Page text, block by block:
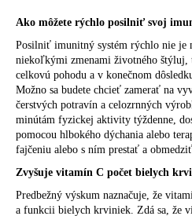
Ako môžete rýchlo posilniť svoj
Posilniť imunitný systém rýchlo nie je
niekoľkými zmenami životného štýluj,
celkovú pohodu a v konečnom
Možno sa budete chcieť zamerať na
čerstvých potravín a celozrnných
minútám fyzickej aktivity týždenne,
pomocou hlbokého dýchania alebo
fajčeniu alebo s ním prestať a
Zvyšuje vitamín C počet bielych
Predbežný výskum naznačuje, že
a funkcii bielych krviniek. Zdá sa, že